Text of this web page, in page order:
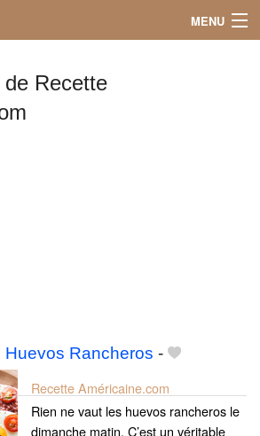
MENU
Recette
Rancheros -
Recette Américaine.com
Rien ne vaut les huevos rancheros le
dimanche matin. C’est un véritable